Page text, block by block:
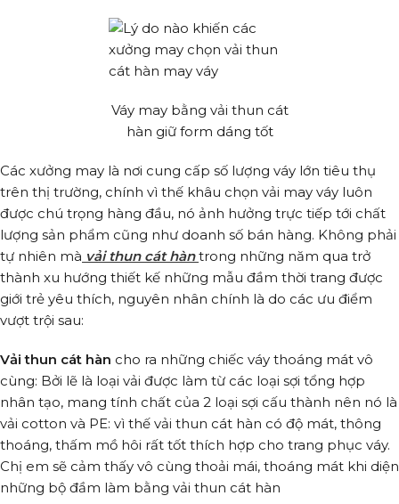
Váy may bằng vải thun cát
hàn giữ form dáng tốt
Các xưởng may là nơi cung cấp số lượng váy lớn tiêu thụ
trên thị trường, chính vì thế khâu chọn vải may váy luôn
được chú trọng hàng đầu, nó ảnh hưởng trực tiếp tới chất
lượng sản phẩm cũng như doanh số bán hàng. Không phải
tự nhiên mà vải thun cát hàn trong những năm qua trở
thành xu hướng thiết kế những mẫu đầm thời trang được
giới trẻ yêu thích, nguyên nhân chính là do các ưu điểm
vượt trội sau:
Vải thun cát hàn cho ra những chiếc váy thoáng mát vô
cùng: Bởi lẽ là loại vải được làm từ các loại sợi tổng hợp
nhân tạo, mang tính chất của 2 loại sợi cấu thành nên nó là
vải cotton và PE: vì thế vải thun cát hàn có độ mát, thông
thoáng, thấm mồ hôi rất tốt thích hợp cho trang phục váy.
Chị em sẽ cảm thấy vô cùng thoải mái, thoáng mát khi diện
những bộ đầm làm bằng vải thun cát hàn